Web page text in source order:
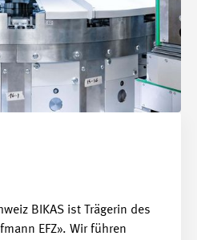
BIKAS ist Trägerin des
EFZ». Wir führen